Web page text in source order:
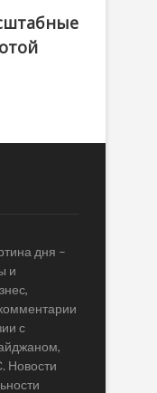
дня –
и
с
Новости